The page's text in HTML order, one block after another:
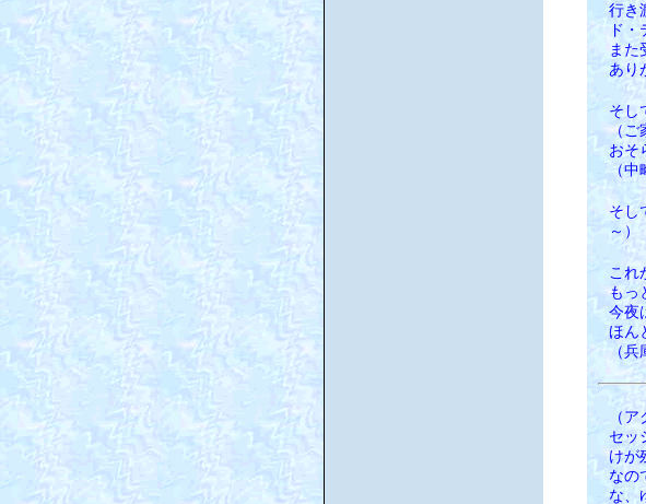
行き
ド
また
あり
そし
（ご
おそ
（中
そし
～）
これ
もっ
今夜
ほん
（兵
（
セッ
けが
なの
な、